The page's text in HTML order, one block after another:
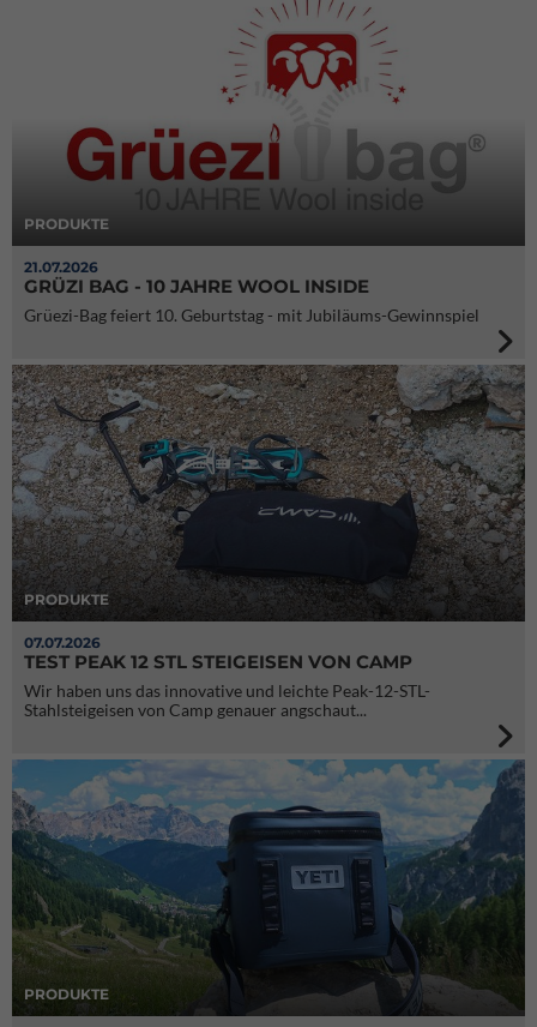
PRODUKTE
21.07.2026
GRÜZI BAG - 10 JAHRE WOOL INSIDE
Grüezi-Bag feiert 10. Geburtstag - mit Jubiläums-Gewinnspiel
PRODUKTE
07.07.2026
TEST PEAK 12 STL STEIGEISEN VON CAMP
Wir haben uns das innovative und leichte Peak-12-STL-
Stahlsteigeisen von Camp genauer angschaut...
PRODUKTE